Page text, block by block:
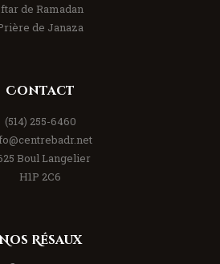
de Ramadan
de Janaza
Contact
(514) 255-6460
Boul Langelier
H1P 2C6
Résaux